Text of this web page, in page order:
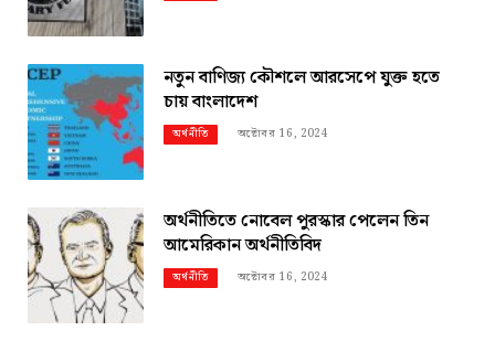
নতুন বাণিজ্য কৌশলে আরসেপে যুক্ত হতে
চায় বাংলাদেশ
অর্থনীতি অক্টোবর 16, 2024
অর্থনীতিতে নোবেল পুরস্কার পেলেন তিন
আমেরিকান অর্থনীতিবিদ
অর্থনীতি অক্টোবর 16, 2024